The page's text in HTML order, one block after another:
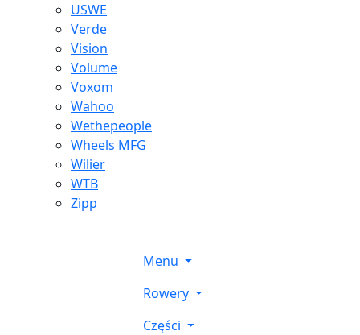
USWE
Verde
Vision
Volume
Voxom
Wahoo
Wethepeople
Wheels MFG
Wilier
WTB
Zipp
Menu
Rowery
Części